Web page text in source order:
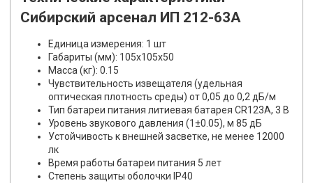
Сибирский арсенал ИП 212-63А
Единица измерения: 1 шт
Габариты (мм): 105x105x50
Масса (кг): 0.15
Чувствительность извещателя (удельная
оптическая плотность среды) от 0,05 до 0,2 дБ/м
Тип батареи питания литиевая батарея CR123A, 3 В
Уровень звукового давления (1±0.05), м 85 дБ
Устойчивость к внешней засветке, не менее 12000
лк
Время работы батареи питания 5 лет
Степень защиты оболочки IP40